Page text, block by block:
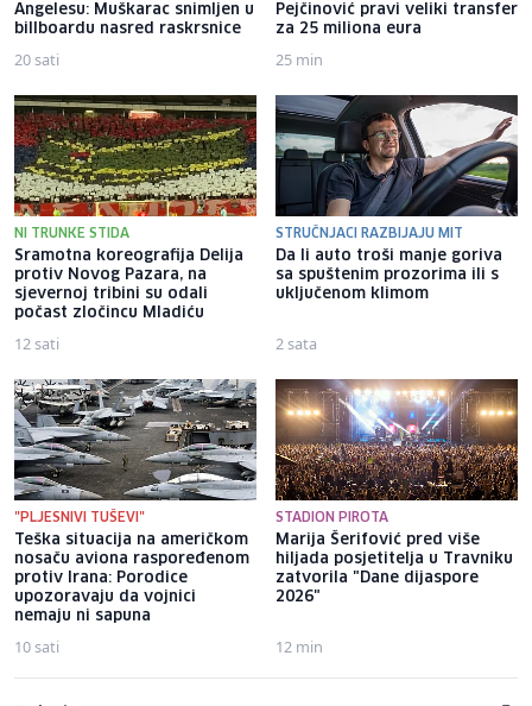
Angelesu: Muškarac snimljen u
billboardu nasred raskrsnice
20 sati
Pejčinović pravi veliki transfer
za 25 miliona eura
25 min
NI TRUNKE STIDA
Sramotna koreografija Delija
protiv Novog Pazara, na
sjevernoj tribini su odali
počast zločincu Mladiću
12 sati
STRUČNJACI RAZBIJAJU MIT
Da li auto troši manje goriva
sa spuštenim prozorima ili s
uključenom klimom
2 sata
"PLJESNIVI TUŠEVI"
Teška situacija na američkom
nosaču aviona raspoređenom
protiv Irana: Porodice
upozoravaju da vojnici
nemaju ni sapuna
10 sati
STADION PIROTA
Marija Šerifović pred više
hiljada posjetitelja u Travniku
zatvorila "Dane dijaspore
2026"
12 min